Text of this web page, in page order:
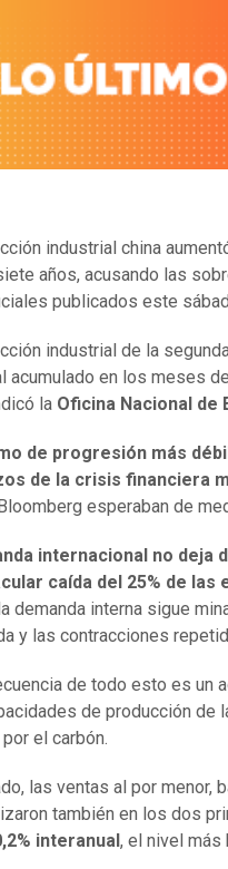
industrial china
años, acusando las
publicados este
industrial de la
acumulado en los meses
la Oficina Nacional de
de progresión más
de la crisis financiera
esperaban de
internacional no
caída del 25% de las
demanda interna sigue
y las contracciones
de todo esto es un
de producción de
el carbón.
las ventas al por menor,
también en los dos
interanual , el nivel más